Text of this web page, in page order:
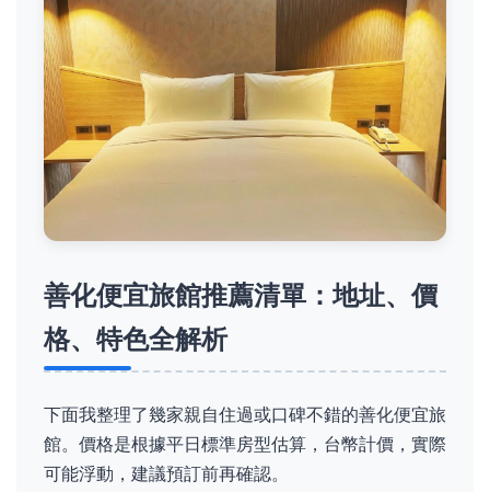
善化便宜旅館推薦清單：地址、價
格、特色全解析
下面我整理了幾家親自住過或口碑不錯的善化便宜旅
館。價格是根據平日標準房型估算，台幣計價，實際
可能浮動，建議預訂前再確認。